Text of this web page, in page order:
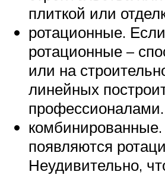
плиткой или
ротационные.
ротационные –
или на
линейных
профессионалами.
комбинированные.
появляются
Неудивительно,